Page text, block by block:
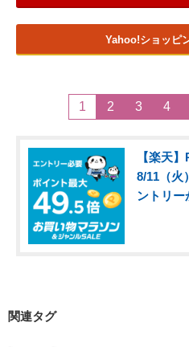
Yahoo!ショッピ
1 2 3 4
【楽天
8/11（
ントリー
関連タグ